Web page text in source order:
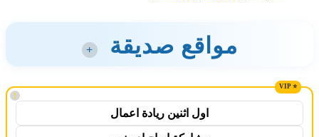
مواقع صديقة +
!
اول اثنين ريادة اعمال